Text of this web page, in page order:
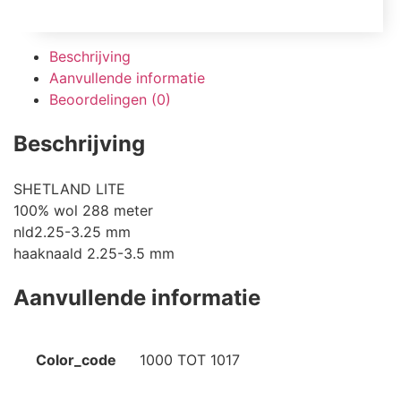
Beschrijving
Aanvullende informatie
Beoordelingen (0)
Beschrijving
SHETLAND LITE
100% wol 288 meter
nld2.25-3.25 mm
haaknaald 2.25-3.5 mm
Aanvullende informatie
Color_code 1000 TOT 1017